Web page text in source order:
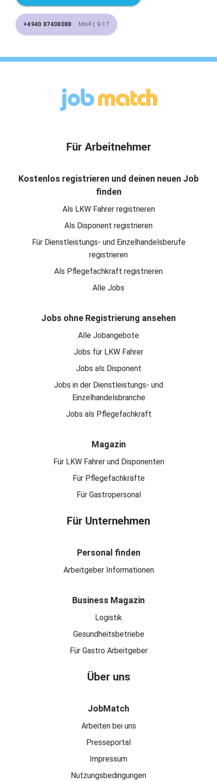
+4940 87408088 Mo-Fr, 9-17
Für Arbeitnehmer
Kostenlos registrieren und deinen neuen Job
finden
Als LKW Fahrer registrieren
Als Disponent registrieren
Für Dienstleistungs- und Einzelhandelsberufe
registrieren
Als Pflegefachkraft registrieren
Alle Jobs
Jobs ohne Registrierung ansehen
Alle Jobangebote
Jobs für LKW Fahrer
Jobs als Disponent
Jobs in der Dienstleistungs- und
Einzelhandelsbranche
Jobs als Pflegefachkraft
Magazin
Für LKW Fahrer und Disponenten
Für Pflegefachkräfte
Für Gastropersonal
Für Unternehmen
Personal finden
Arbeitgeber Informationen
Business Magazin
Logistik
Gesundheitsbetriebe
Für Gastro Arbeitgeber
Über uns
JobMatch
Arbeiten bei uns
Presseportal
Impressum
Nutzungsbedingungen